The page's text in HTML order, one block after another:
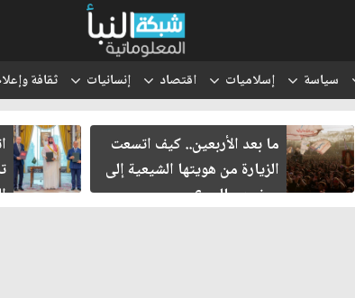
سياسة إسلاميات اقتصاد إنسانيات ثقافة
ما بعد الأربعين.. كيف اتسعت
الزيارة من هويتها الشيعية إلى
حضور عالمي؟